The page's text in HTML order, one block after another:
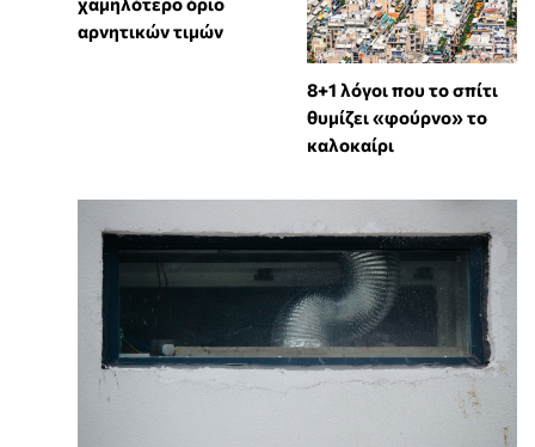
αρνητικών τιμών
8+1 λόγοι που το σπίτι
θυμίζει «φούρνο» το
καλοκαίρι